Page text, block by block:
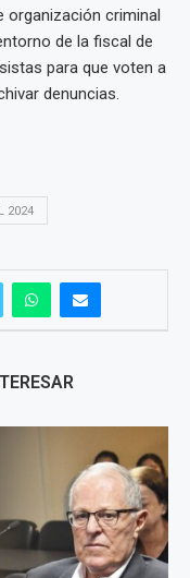
organización criminal
de la fiscal de
para que voten a
denuncias.
2024